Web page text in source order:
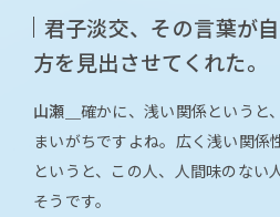
君子淡交、その言葉が
方を見出させてくれた。
山瀬＿ 確かに、浅い関係というと
まいがちですよね。広く浅い関係
というと、この人、人間味のない
そうです。